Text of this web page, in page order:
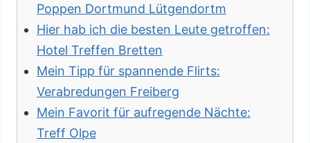
Poppen Dortmund Lütgendortm
Hier hab ich die besten Leute getroffen:
Hotel Treffen Bretten
Mein Tipp für spannende Flirts:
Verabredungen Freiberg
Mein Favorit für aufregende Nächte:
Treff Olpe